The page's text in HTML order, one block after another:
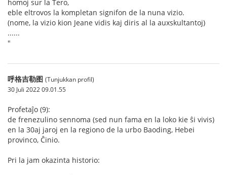
homoj sur la Tero,
eble eltrovos la kompletan signifon de la nuna vizio.
(nome, la vizio kion Jeane vidis kaj diris al la auxskultantoj)
......
"
呼格吉勒图 (Tunjukkan profil)
30 Juli 2022 09.01.55
Profetaĵo (9):
de frenezulino sennoma (sed nun fama en la loko kie ŝi vivis)
en la 30aj jaroj en la regiono de la urbo Baoding, Hebei
provinco, Ĉinio.
Pri la jam okazinta historio: